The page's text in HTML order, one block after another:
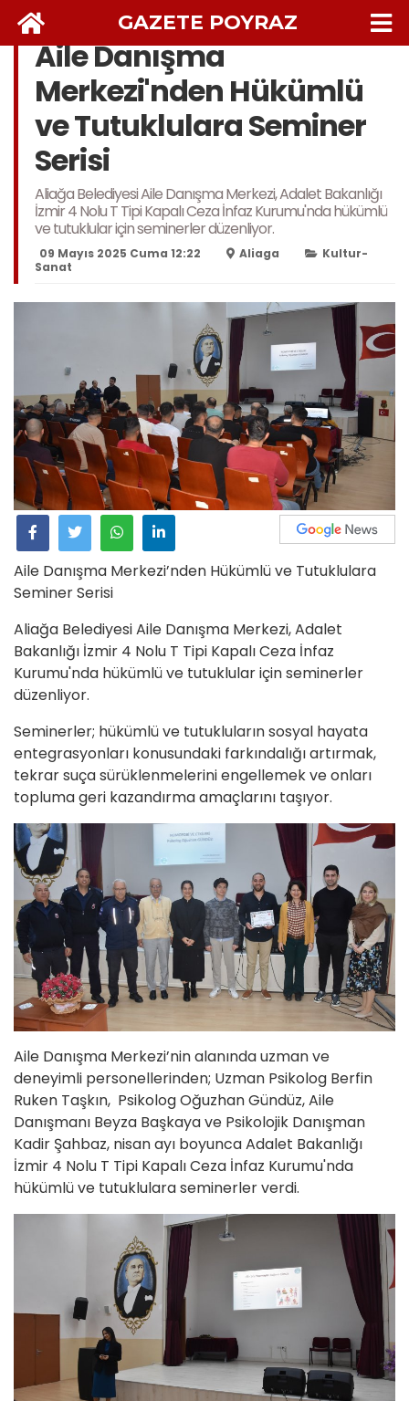
GAZETE POYRAZ
Aile Danışma
Merkezi'nden Hükümlü
ve Tutuklulara Seminer
Serisi
Aliağa Belediyesi Aile Danışma Merkezi, Adalet Bakanlığı
İzmir 4 Nolu T Tipi Kapalı Ceza İnfaz Kurumu'nda hükümlü
ve tutuklular için seminerler düzenliyor.
09 Mayıs 2025 Cuma 12:22 Aliaga
Kultur-
Sanat
Aile Danışma Merkezi’nden Hükümlü ve Tutuklulara
Seminer Serisi
Aliağa Belediyesi Aile Danışma Merkezi, Adalet
Bakanlığı İzmir 4 Nolu T Tipi Kapalı Ceza İnfaz
Kurumu'nda hükümlü ve tutuklular için seminerler
düzenliyor.
Seminerler; hükümlü ve tutukluların sosyal hayata
entegrasyonları konusundaki farkındalığı artırmak,
tekrar suça sürüklenmelerini engellemek ve onları
topluma geri kazandırma amaçlarını taşıyor.
Aile Danışma Merkezi’nin alanında uzman ve
deneyimli personellerinden; Uzman Psikolog Berfin
Ruken Taşkın, Psikolog Oğuzhan Gündüz, Aile
Danışmanı Beyza Başkaya ve Psikolojik Danışman
Kadir Şahbaz, nisan ayı boyunca Adalet Bakanlığı
İzmir 4 Nolu T Tipi Kapalı Ceza İnfaz Kurumu'nda
hükümlü ve tutuklulara seminerler verdi.